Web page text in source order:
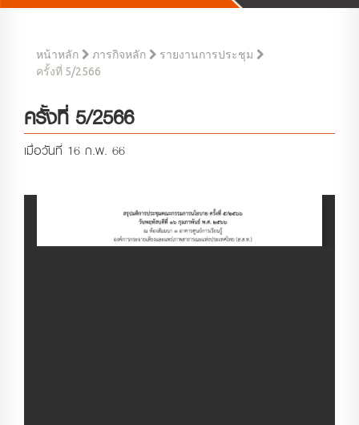
หน้าหลัก ภารกิจหลัก รายงานการประชุม
ครั้งที่ 5/2566
ครั้งที่ 5/2566
เมื่อวันที่ 16 ก.พ. 66